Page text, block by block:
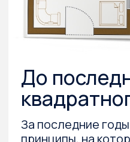
8 800 350 61 97
625002, Тюменская область,
Оставить заявку